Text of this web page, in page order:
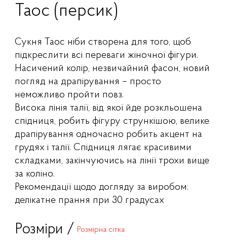
Таос (персик)
Сукня Таос ніби створена для того, щоб
підкреслити всі переваги жіночної фігури.
Насичений колір, незвичайний фасон, новий
погляд на драпірування – просто
неможливо пройти повз.
Висока лінія талії, від якої йде розкльошена
спідниця, робить фігуру стрункішою, велике
драпірування одночасно робить акцент на
грудях і талії. Спідниця лягає красивими
складками, закінчуючись на лінії трохи вище
за коліно.
Рекомендації щодо догляду за виробом:
делікатне прання при 30 градусах
Розміри / Розмірна сітка